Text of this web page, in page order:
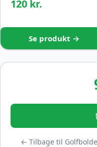
120 kr.
Se produkt →
← Tilbage til